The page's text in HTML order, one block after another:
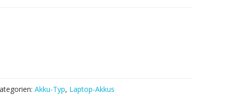
Akku-Typ, Laptop-Akkus